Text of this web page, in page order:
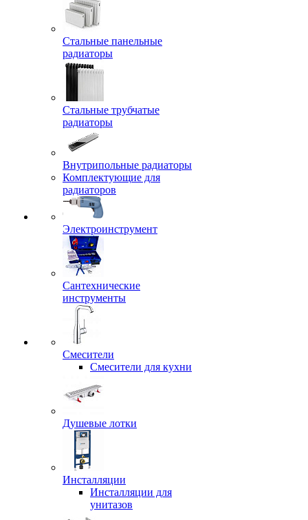
Стальные панельные
радиаторы
Стальные трубчатые
радиаторы
Внутрипольные радиаторы
Комплектующие для
радиаторов
Электроинструмент
Сантехнические
инструменты
Смесители
Смесители для кухни
Душевые лотки
Инсталляции
Инсталляции для
унитазов